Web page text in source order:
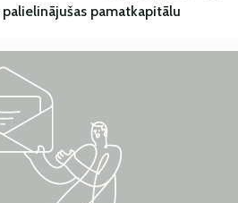
palielinājušas pamatkapitālu